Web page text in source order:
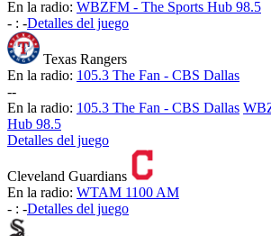
En la radio: WBZFM - The Sports Hub 98.5
- : -Detalles del juego
Texas Rangers
En la radio: 105.3 The Fan - CBS Dallas
--
En la radio: 105.3 The Fan - CBS Dallas
Hub 98.5
Detalles del juego
Cleveland Guardians
En la radio: WTAM 1100 AM
- : -Detalles del juego